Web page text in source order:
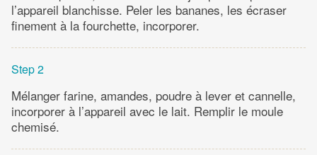
l’appareil blanchisse. Peler les bananes, les écraser
finement à la fourchette, incorporer.
Step 2
Mélanger farine, amandes, poudre à lever et cannelle,
incorporer à l’appareil avec le lait. Remplir le moule
chemisé.